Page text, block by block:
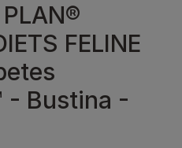
FELINE
- Bustina -